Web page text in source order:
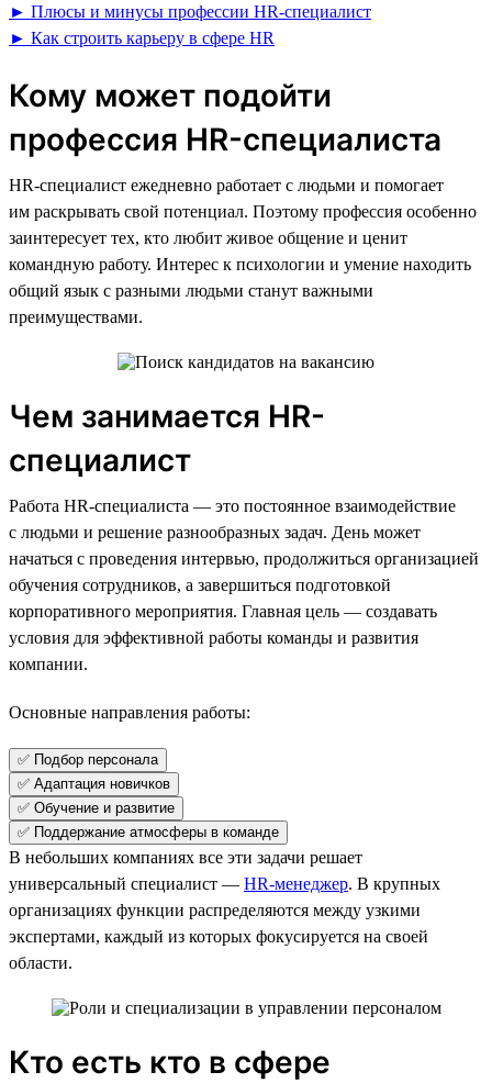
► Плюсы и минусы профессии HR-специалист
► Как строить карьеру в сфере HR
Кому может подойти
профессия HR-специалиста
HR-специалист ежедневно работает с людьми и помогает
им раскрывать свой потенциал. Поэтому профессия особенно
заинтересует тех, кто любит живое общение и ценит
командную работу. Интерес к психологии и умение находить
общий язык с разными людьми станут важными
преимуществами.
Чем занимается HR-
специалист
Работа HR-специалиста — это постоянное взаимодействие
с людьми и решение разнообразных задач. День может
начаться с проведения интервью, продолжиться организацией
обучения сотрудников, а завершиться подготовкой
корпоративного мероприятия. Главная цель — создавать
условия для эффективной работы команды и развития
компании.
Основные направления работы:
✅ Подбор персонала
✅ Адаптация новичков
✅ Обучение и развитие
✅ Поддержание атмосферы в команде
В небольших компаниях все эти задачи решает
универсальный специалист — HR-менеджер. В крупных
организациях функции распределяются между узкими
экспертами, каждый из которых фокусируется на своей
области.
Кто есть кто в сфере